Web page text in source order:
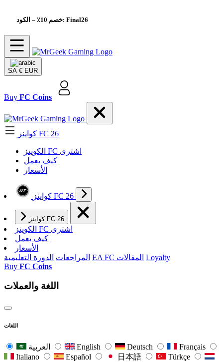
خصم 10٪– الكود: Final26
SA € EUR
Buy FC Coins
كواينز FC 26
الکوینز FC اشتری
كيف يعمل
الأسعار
كواينز FC 26
كواينز FC 26
الکوینز FC اشتری
كيف يعمل
الأسعار
المراجعات الدورة التعليمية EA FC المقالات Loyalty
Buy FC Coins
اللغة والعملات
اللغات
English Deutsch
Français
Italiano
Español 日本語
Türkçe